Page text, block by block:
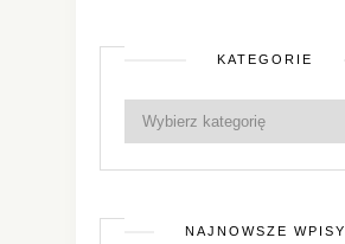
KATEGORIE
NAJNOWSZE WPISY